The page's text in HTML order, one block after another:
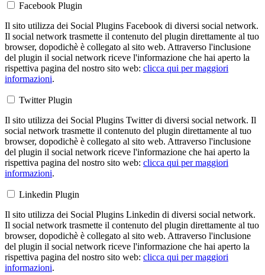
Facebook Plugin
Il sito utilizza dei Social Plugins Facebook di diversi social network.
Il social network trasmette il contenuto del plugin direttamente al tuo
browser, dopodichè è collegato al sito web. Attraverso l'inclusione
del plugin il social network riceve l'informazione che hai aperto la
rispettiva pagina del nostro sito web: clicca qui per maggiori
informazioni.
Twitter Plugin
Il sito utilizza dei Social Plugins Twitter di diversi social network. Il
social network trasmette il contenuto del plugin direttamente al tuo
browser, dopodichè è collegato al sito web. Attraverso l'inclusione
del plugin il social network riceve l'informazione che hai aperto la
rispettiva pagina del nostro sito web: clicca qui per maggiori
informazioni.
Linkedin Plugin
Il sito utilizza dei Social Plugins Linkedin di diversi social network.
Il social network trasmette il contenuto del plugin direttamente al tuo
browser, dopodichè è collegato al sito web. Attraverso l'inclusione
del plugin il social network riceve l'informazione che hai aperto la
rispettiva pagina del nostro sito web: clicca qui per maggiori
informazioni.